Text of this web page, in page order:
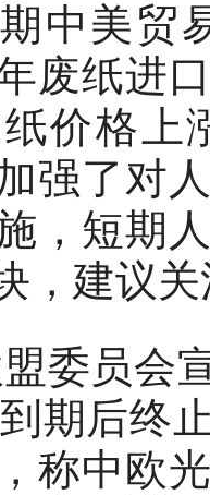
中美贸
废纸进
价格上
强了对
，短期
，建议
委员会
期后终
称中欧